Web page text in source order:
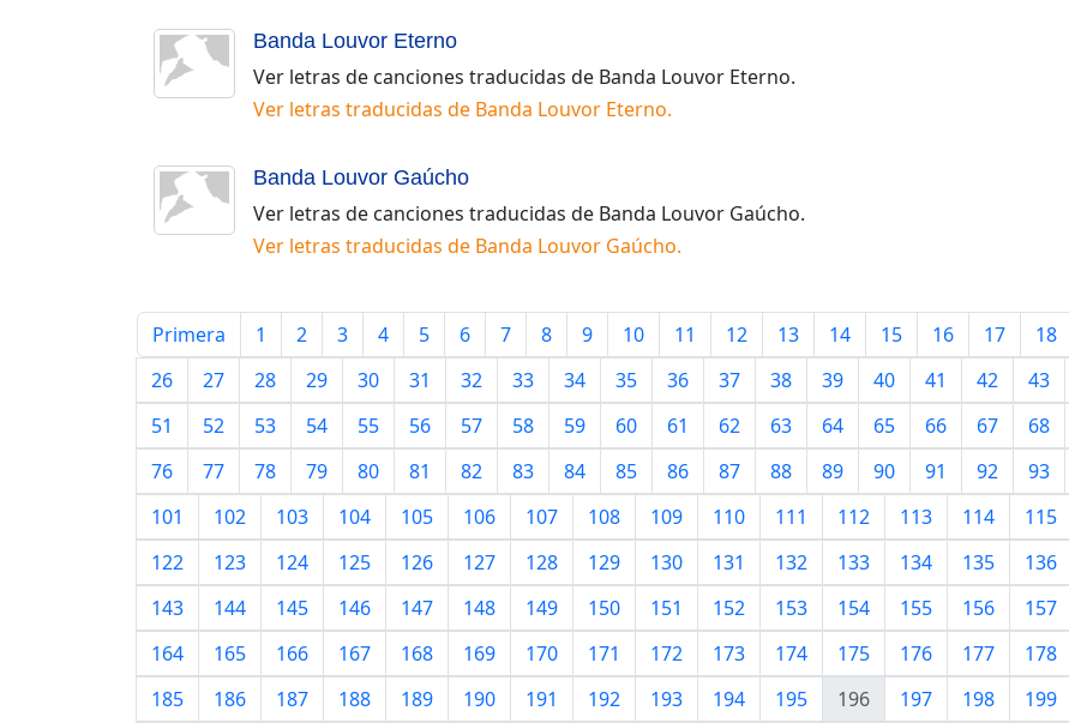
Banda Louvor Eterno
Ver letras de canciones traducidas de Banda Louvor Eterno.
Ver letras traducidas de Banda Louvor Eterno.
Banda Louvor Gaúcho
Ver letras de canciones traducidas de Banda Louvor Gaúcho.
Ver letras traducidas de Banda Louvor Gaúcho.
Primera 1 2 3 4 5 6 7 8 9 10 11 12 13 14 15 16 17 18
26
27 28 29 30 31 32 33 34 35 36 37 38 39 40 41 42 43
51
52 53 54 55 56 57 58 59 60 61 62 63 64 65 66 67 68
76
77 78 79 80 81 82 83 84 85 86 87 88 89 90 91 92 93
101
102 103 104 105 106 107 108 109 110 111 112 113 114 115
122
123 124 125 126 127 128 129 130 131 132 133 134 135 136
143
144 145 146 147 148 149 150 151 152 153 154 155 156 157
164
165 166 167 168 169 170 171 172 173 174 175 176 177 178
185
186 187 188 189 190 191 192 193 194 195 196 197 198 199